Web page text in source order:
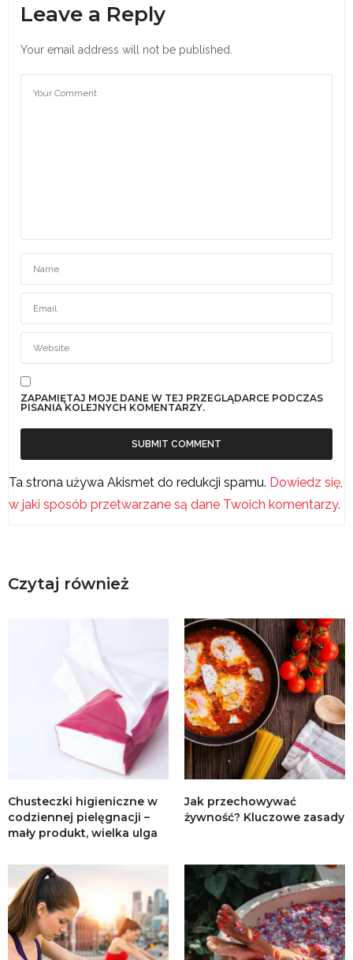
Leave a Reply
Your email address will not be published.
ZAPAMIĘTAJ MOJE DANE W TEJ PRZEGLĄDARCE PODCZAS
PISANIA KOLEJNYCH KOMENTARZY.
Ta strona używa Akismet do redukcji spamu. Dowiedz się,
w jaki sposób przetwarzane są dane Twoich komentarzy.
Czytaj również
Chusteczki higieniczne w
codziennej pielęgnacji –
mały produkt, wielka ulga
Jak przechowywać
żywność? Kluczowe zasady